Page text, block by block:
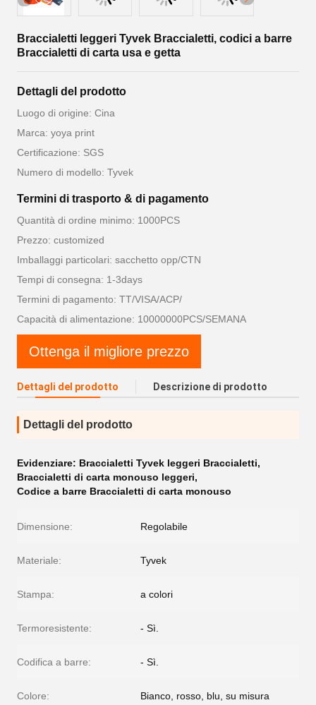
Braccialetti leggeri Tyvek Braccialetti, codici a barre
Braccialetti di carta usa e getta
Dettagli del prodotto
Luogo di origine: Cina
Marca: yoya print
Certificazione: SGS
Numero di modello: Tyvek
Termini di trasporto & di pagamento
Quantità di ordine minimo: 1000PCS
Prezzo: customized
Imballaggi particolari: sacchetto opp/CTN
Tempi di consegna: 1-3days
Termini di pagamento: TT/VISA/ACP/
Capacità di alimentazione: 10000000PCS/SEMANA
Ottenga il migliore prezzo
Dettagli del prodotto Descrizione di prodotto
Dettagli del prodotto
Evidenziare: Braccialetti Tyvek leggeri Braccialetti,
Braccialetti di carta monouso leggeri,
Codice a barre Braccialetti di carta monouso
Dimensione: Regolabile
Materiale: Tyvek
Stampa: a colori
Termoresistente: - Sì.
Codifica a barre: - Sì.
Colore: Bianco, rosso, blu, su misura